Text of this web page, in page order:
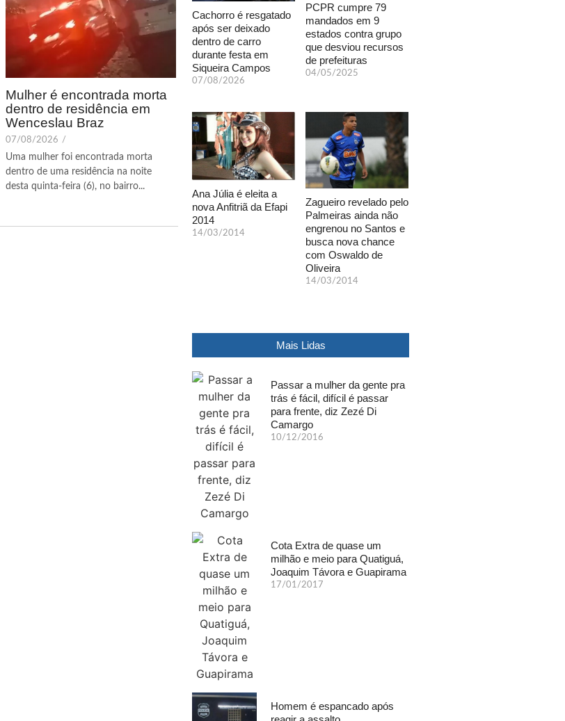
Mulher é encontrada morta
dentro de residência em
Wenceslau Braz
07/08/2026 /
Uma mulher foi encontrada morta
dentro de uma residência na noite
desta quinta-feira (6), no bairro...
Cachorro é resgatado
após ser deixado
dentro de carro
durante festa em
Siqueira Campos
07/08/2026
PCPR cumpre 79
mandados em 9
estados contra grupo
que desviou recursos
de prefeituras
04/05/2025
Ana Júlia é eleita a
nova Anfitriã da Efapi
2014
14/03/2014
Zagueiro revelado pelo
Palmeiras ainda não
engrenou no Santos e
busca nova chance
com Oswaldo de
Oliveira
14/03/2014
Mais Lidas
Passar a mulher da gente pra
trás é fácil, difícil é passar
para frente, diz Zezé Di
Camargo
10/12/2016
Cota Extra de quase um
milhão e meio para Quatiguá,
Joaquim Távora e Guapirama
17/01/2017
Homem é espancado após